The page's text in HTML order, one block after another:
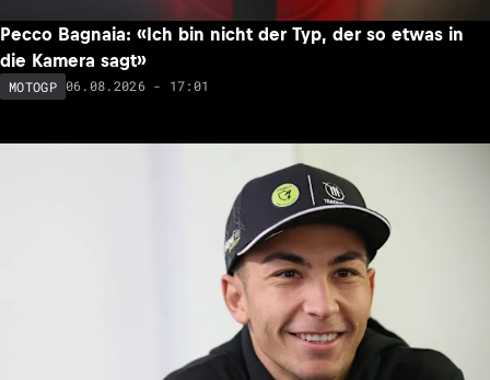
Pecco Bagnaia: «Ich bin nicht der Typ, der so etwas in
die Kamera sagt»
MOTOGP 06.08.2026 - 17:01